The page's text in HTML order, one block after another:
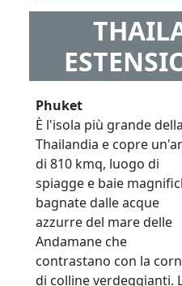
Phuket
È l'isola più grande della
Thailandia e copre
di 810 kmq, luogo di
spiagge e baie
bagnate dalle acque
azzurre del mare delle
Andamane che
contrastano con la
di colline verdeggianti.